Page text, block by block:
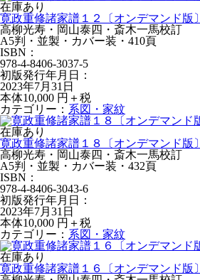
在庫あり
寛政重修諸家譜１２〔オンデマンド版〕
高柳光寿・岡山泰四・斎木一馬校訂
A5判・並製・カバー装・410頁
ISBN：
978-4-8406-3037-5
初版発行年月日：
2023年7月31日
本体10,000 円＋税
カテゴリー： 系図・家紋
在庫あり
寛政重修諸家譜１８〔オンデマンド版〕
高柳光寿・岡山泰四・斎木一馬校訂
A5判・並製・カバー装・432頁
ISBN：
978-4-8406-3043-6
初版発行年月日：
2023年7月31日
本体10,000 円＋税
カテゴリー： 系図・家紋
在庫あり
寛政重修諸家譜１６〔オンデマンド版〕